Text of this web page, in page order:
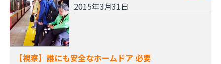
2015年3月31日
【視察】誰にも安全なホームドア 必要